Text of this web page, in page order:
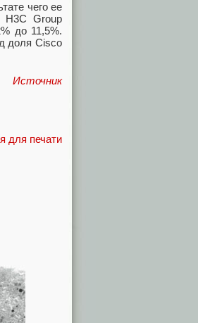
чего ее
Group
до 11,5%.
доля Cisco
Источник
для печати